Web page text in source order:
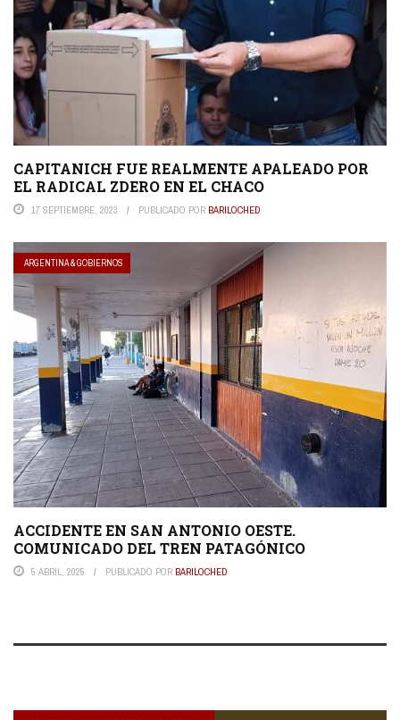
CAPITANICH FUE REALMENTE APALEADO POR
EL RADICAL ZDERO EN EL CHACO
17 SEPTIEMBRE, 2023 PUBLICADO POR BARILOCHED
ARGENTINA & GOBIERNOS
ACCIDENTE EN SAN ANTONIO OESTE.
COMUNICADO DEL TREN PATAGÓNICO
5 ABRIL, 2025 PUBLICADO POR BARILOCHED